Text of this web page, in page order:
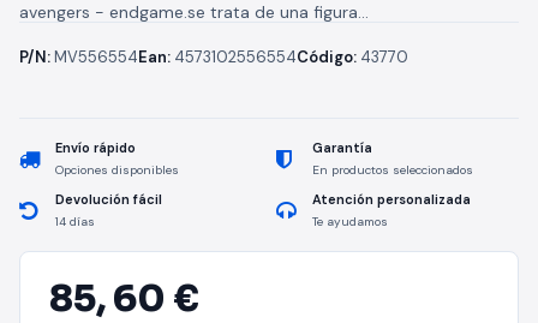
avengers - endgame.se trata de una figura...
P/N:MV556554Ean: 4573102556554Código: 43770
Envío rápido
Opciones disponibles
Garantía
En productos seleccionados
Devolución fácil
14 días
Atención personalizada
Te ayudamos
85,60 €